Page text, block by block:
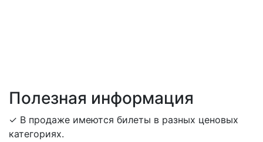
Полезная информация
✓ В продаже имеются билеты в разных ценовых
категориях.